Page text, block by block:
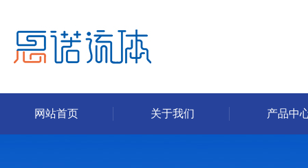
网站首页 关于我们 产品中